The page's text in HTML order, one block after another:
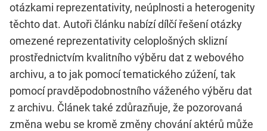
otázkami reprezentativity, neúplnosti a heterogenity
těchto dat. Autoři článku nabízí dílčí řešení otázky
omezené reprezentativity celoplošných sklizní
prostřednictvím kvalitního výběru dat z webového
archivu, a to jak pomocí tematického zúžení, tak
pomocí pravděpodobnostního váženého výběru dat
z archivu. Článek také zdůrazňuje, že pozorovaná
změna webu se kromě změny chování aktérů může